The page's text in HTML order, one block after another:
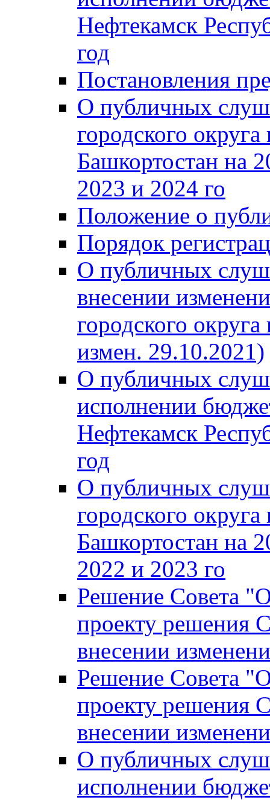
Нефтекамск
год
Постановления
О публичных
городского
Башкортостан на
2023 и 2024 го
Положение о
Порядок
О публичных
внесении
городского
измен. 29.10.2021)
О публичных
исполнении
Нефтекамск
год
О публичных
городского
Башкортостан на
2022 и 2023 го
Решение Совета
проекту решения
внесении
Решение Совета
проекту решения
внесении
О публичных
исполнении